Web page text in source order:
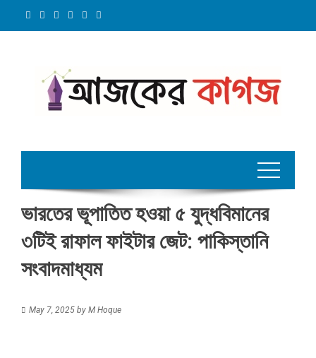
ভারতের ভূপাতিত হওয়া ৫ যুদ্ধবিমানের
৩টিই রাফাল ফাইটার জেট: পাকিস্তানি
সংবাদমাধ্যম
May 7, 2025 by M Hoque